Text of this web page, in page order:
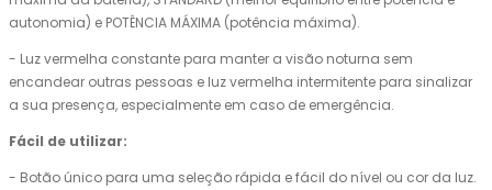
autonomia) e POTÊNCIA MÁXIMA (potência máxima).
- Luz vermelha constante para manter a visão noturna sem
encandear outras pessoas e luz vermelha intermitente para sinalizar
a sua presença, especialmente em caso de emergência.
Fácil de utilizar:
- Botão único para uma seleção rápida e fácil do nível ou cor da luz.